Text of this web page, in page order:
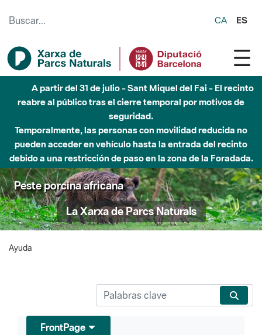
CA ES
A partir del 31 de julio - Sant Miquel del Fai - El recinto
reabre al público tras el cierre temporal por motivos de
seguridad.
Temporalmente, las personas con movilidad reducida no
pueden acceder en vehículo hasta la entrada del recinto
debido a una restricción de paso en la zona de la Foradada.
Peste porcina africana
La Xarxa de Parcs Naturals
Ayuda
FrontPage